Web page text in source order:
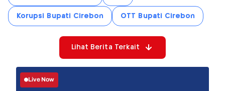
Korupsi Bupati Cirebon OTT Bupati Cirebon
Lihat Berita Terkait
Live Now